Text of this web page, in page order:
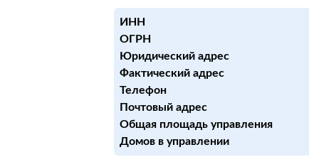
ИНН
ОГРН
Юридический адрес
Фактический адрес
Телефон
Почтовый адрес
Общая площадь управления
Домов в управлении